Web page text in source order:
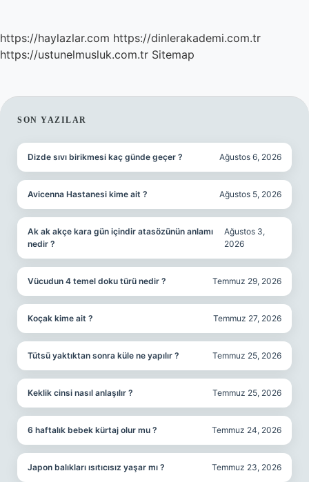
https://haylazlar.com https://dinlerakademi.com.tr
https://ustunelmusluk.com.tr Sitemap
SIDEBAR
SON YAZILAR
Dizde sıvı birikmesi kaç günde geçer ? Ağustos 6, 2026
Avicenna Hastanesi kime ait ? Ağustos 5, 2026
Ak ak akçe kara gün içindir atasözünün anlamı
nedir ?
Ağustos 3,
2026
Vücudun 4 temel doku türü nedir ? Temmuz 29, 2026
Koçak kime ait ? Temmuz 27, 2026
Tütsü yaktıktan sonra küle ne yapılır ? Temmuz 25, 2026
Keklik cinsi nasıl anlaşılır ? Temmuz 25, 2026
6 haftalık bebek kürtaj olur mu ? Temmuz 24, 2026
Japon balıkları ısıtıcısız yaşar mı ? Temmuz 23, 2026